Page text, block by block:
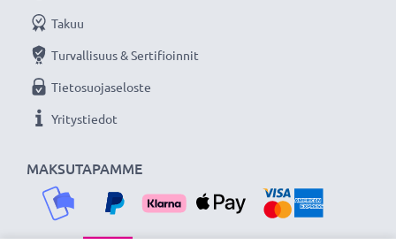
MAKSUTAPAMME
Takuu
Turvallisuus & Sertifioinnit
Tietosuojaseloste
Yritystiedot